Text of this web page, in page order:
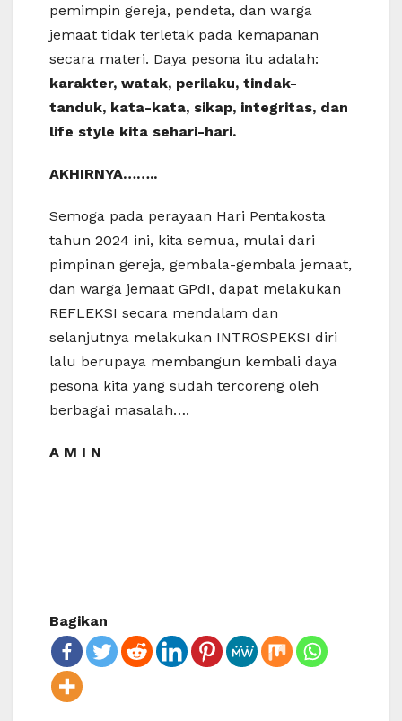
pemimpin gereja, pendeta, dan warga
jemaat tidak terletak pada kemapanan
secara materi. Daya pesona itu adalah:
karakter, watak, perilaku, tindak-
tanduk, kata-kata, sikap, integritas, dan
life style kita sehari-hari.
AKHIRNYA……..
Semoga pada perayaan Hari Pentakosta
tahun 2024 ini, kita semua, mulai dari
pimpinan gereja, gembala-gembala jemaat,
dan warga jemaat GPdI, dapat melakukan
REFLEKSI secara mendalam dan
selanjutnya melakukan INTROSPEKSI diri
lalu berupaya membangun kembali daya
pesona kita yang sudah tercoreng oleh
berbagai masalah….
A M I N
Bagikan